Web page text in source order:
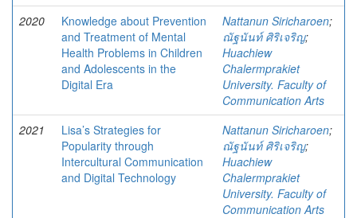
2020
Knowledge about Prevention
and Treatment of Mental
Health Problems in Children
and Adolescents in the
Digital Era
Nattanun Siricharoen;
ณัฐนันท์ ศิริเจริญ;
Huachiew
Chalermprakiet
University. Faculty of
Communication Arts
2021
Lisa’s Strategies for
Popularity through
Intercultural Communication
and Digital Technology
Nattanun Siricharoen;
ณัฐนันท์ ศิริเจริญ;
Huachiew
Chalermprakiet
University. Faculty of
Communication Arts